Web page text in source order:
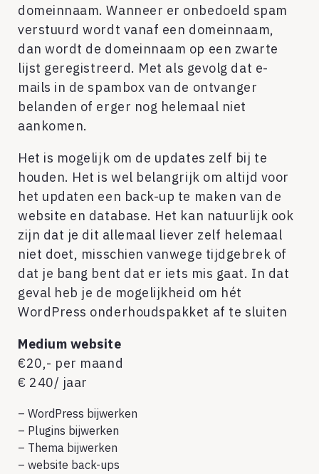
domeinnaam. Wanneer er onbedoeld spam
verstuurd wordt vanaf een domeinnaam,
dan wordt de domeinnaam op een zwarte
lijst geregistreerd. Met als gevolg dat e-
mails in de spambox van de ontvanger
belanden of erger nog helemaal niet
aankomen.
Het is mogelijk om de updates zelf bij te
houden. Het is wel belangrijk om altijd voor
het updaten een back-up te maken van de
website en database. Het kan natuurlijk ook
zijn dat je dit allemaal liever zelf helemaal
niet doet, misschien vanwege tijdgebrek of
dat je bang bent dat er iets mis gaat. In dat
geval heb je de mogelijkheid om hét
WordPress onderhoudspakket af te sluiten
Medium website
€20,- per maand
€ 240/ jaar
– WordPress bijwerken
– Plugins bijwerken
– Thema bijwerken
– website back-ups